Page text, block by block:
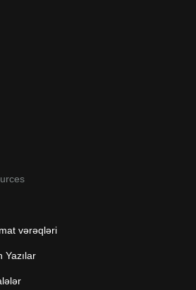
vərəqləri
Yazılar